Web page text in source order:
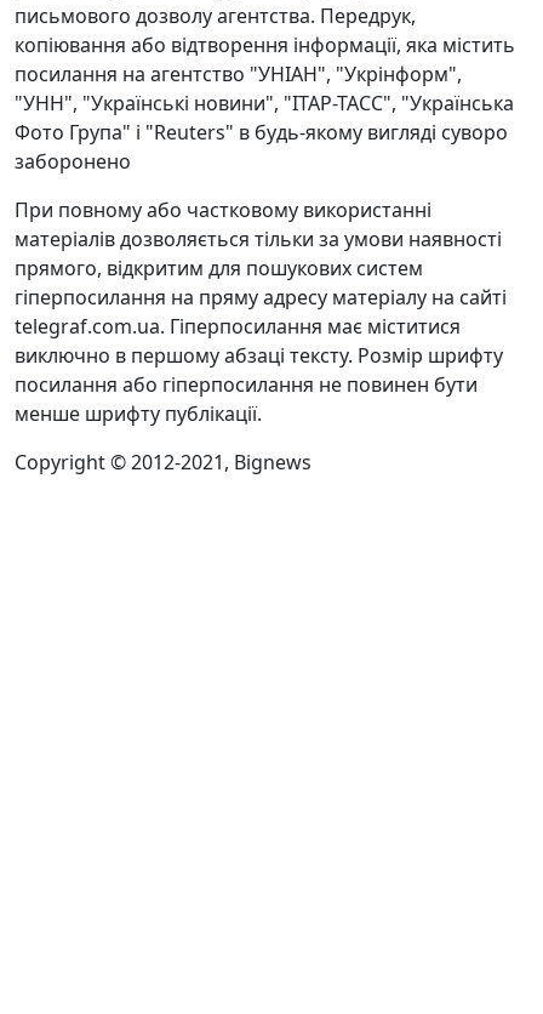
письмового дозволу агентства. Передрук,
копіювання або відтворення інформації, яка містить
посилання на агентство "УНІАН", "Укрінформ",
"УНН", "Українські новини", "ІТАР-ТАСС", "Українська
Фото Група" і "Reuters" в будь-якому вигляді суворо
заборонено
При повному або частковому використанні
матеріалів дозволяється тільки за умови наявності
прямого, відкритим для пошукових систем
гіперпосилання на пряму адресу матеріалу на сайті
telegraf.com.ua. Гіперпосилання має міститися
виключно в першому абзаці тексту. Розмір шрифту
посилання або гіперпосилання не повинен бути
менше шрифту публікації.
Copyright © 2012-2021, Bignews